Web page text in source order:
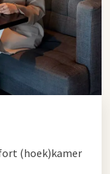
(hoek)kamer